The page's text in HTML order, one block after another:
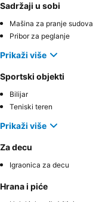
Sadržaji u sobi
Mašina za pranje sudova
Pribor za peglanje
Prikaži više
Sportski objekti
Bilijar
Teniski teren
Prikaži više
Za decu
Igraonica za decu
Hrana i piće